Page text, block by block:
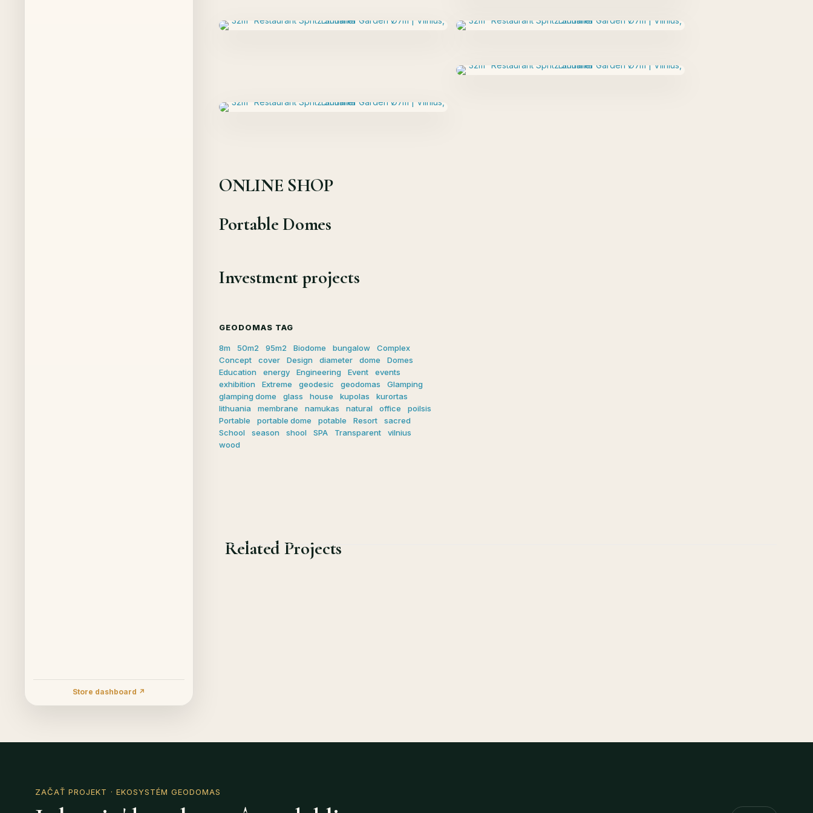
Store dashboard ↗
ONLINE SHOP
Portable Domes
Investment projects
GEODOMAS TAG
8m 50m2 95m2 Biodome bungalow
Complex
Concept
cover Design diameter dome
Domes
Education
energy Engineering Event
events
exhibition
Extreme geodesic geodomas
Glamping
glamping dome
glass house kupolas
kurortas
lithuania
membrane namukas natural office
poilsis
Portable
portable dome potable Resort
sacred
School
season shool SPA Transparent
vilnius
wood
Related Projects
ZAČAŤ PROJEKT · EKOSYSTÉM GEODOMAS